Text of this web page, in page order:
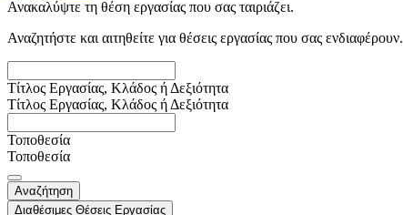
Ανακαλύψτε τη θέση εργασίας που σας ταιριάζει.
Αναζητήστε και αιτηθείτε για θέσεις εργασίας που σας ενδιαφέρουν.
Τίτλος Εργασίας, Κλάδος ή Δεξιότητα
Τίτλος Εργασίας, Κλάδος ή Δεξιότητα
Τοποθεσία
Τοποθεσία
Αναζήτηση
Διαθέσιμες Θέσεις Εργασίας